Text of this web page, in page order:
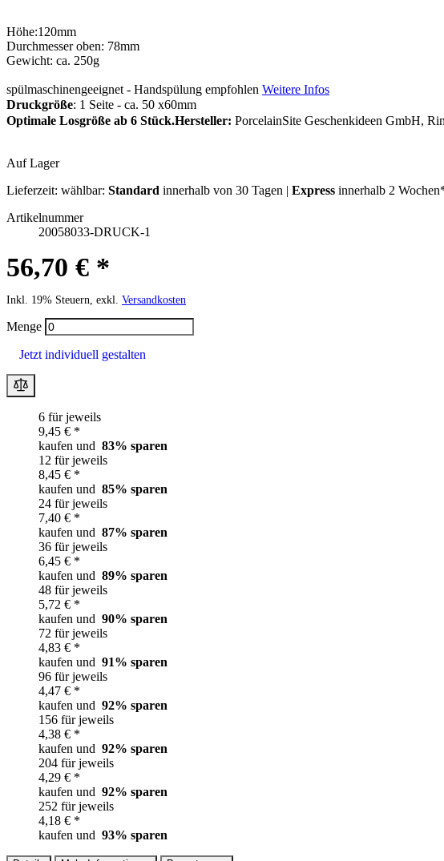
Höhe:120mm
Durchmesser oben: 78mm
Gewicht: ca. 250g
spülmaschinengeeignet - Handspülung empfohlen Weitere Infos
Druckgröße: 1 Seite - ca. 50 x60mm
Optimale Losgröße ab 6 Stück.Hersteller: PorcelainSite Geschenkideen GmbH,
Auf Lager
Lieferzeit: wählbar: Standard innerhalb von 30 Tagen | Express innerhalb 2
Artikelnummer
20058033-DRUCK-1
56,70 € *
Inkl. 19% Steuern, exkl. Versandkosten
Menge
Jetzt individuell gestalten
6 für jeweils
9,45 € *
kaufen und 83% sparen
12 für jeweils
8,45 € *
kaufen und 85% sparen
24 für jeweils
7,40 € *
kaufen und 87% sparen
36 für jeweils
6,45 € *
kaufen und 89% sparen
48 für jeweils
5,72 € *
kaufen und 90% sparen
72 für jeweils
4,83 € *
kaufen und 91% sparen
96 für jeweils
4,47 € *
kaufen und 92% sparen
156 für jeweils
4,38 € *
kaufen und 92% sparen
204 für jeweils
4,29 € *
kaufen und 92% sparen
252 für jeweils
4,18 € *
kaufen und 93% sparen